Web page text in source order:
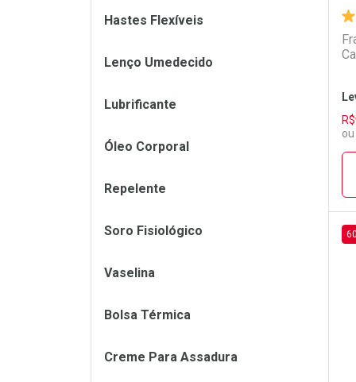
R$
Hastes Flexíveis
Lenço Umedecido
Lubrificante
Óleo Corporal
Repelente
Soro Fisiológico
Vaselina
Bolsa Térmica
Creme Para Assadura